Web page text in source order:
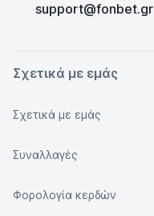
support@fonbet.gr
Σχετικά με εμάς
Σχετικά με εμάς
Συναλλαγές
Φορολογία κερδών